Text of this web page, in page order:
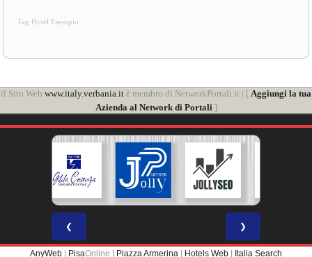
Tag Hotel Esempio
il Sito Web www.italy.verbania.it è membro di NetworkPortali.it | [ Aggiungi la tua
Azienda al Network di Portali ]
❮ ❯
AnyWeb | PisaOnline | Piazza Armerina | Hotels Web | Italia Search